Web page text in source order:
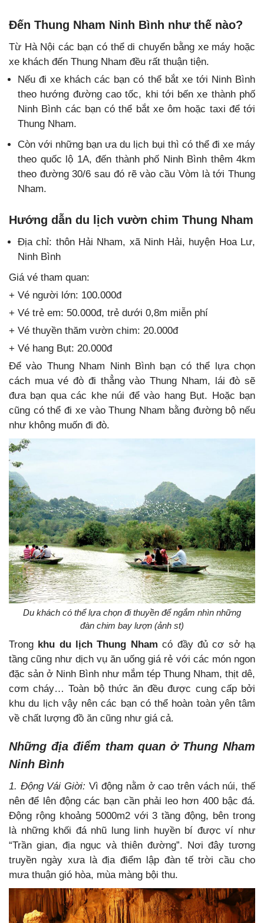
Đến Thung Nham Ninh Bình như thế nào?
Từ Hà Nội các bạn có thể di chuyển bằng xe máy hoặc
xe khách đến Thung Nham đều rất thuận tiện.
Nếu đi xe khách các bạn có thể bắt xe tới Ninh Bình
theo hướng đường cao tốc, khi tới bến xe thành phố
Ninh Bình các bạn có thể bắt xe ôm hoặc taxi để tới
Thung Nham.
Còn với những bạn ưa du lịch bụi thì có thể đi xe máy
theo quốc lộ 1A, đến thành phố Ninh Bình thêm 4km
theo đường 30/6 sau đó rẽ vào cầu Vòm là tới Thung
Nham.
Hướng dẫn du lịch vườn chim Thung Nham
Địa chỉ: thôn Hải Nham, xã Ninh Hải, huyện Hoa Lư,
Ninh Bình
Giá vé tham quan:
+ Vé người lớn: 100.000đ
+ Vé trẻ em: 50.000đ, trẻ dưới 0,8m miễn phí
+ Vé thuyền thăm vườn chim: 20.000đ
+ Vé hang Bụt: 20.000đ
Để vào Thung Nham Ninh Bình bạn có thể lựa chọn
cách mua vé đò đi thẳng vào Thung Nham, lái đò sẽ
đưa bạn qua các khe núi để vào hang Bụt. Hoặc bạn
cũng có thể đi xe vào Thung Nham bằng đường bộ nếu
như không muốn đi đò.
Du khách có thể lựa chọn đi thuyền để ngắm nhìn những
đàn chim bay lượn (ảnh st)
Trong khu du lịch Thung Nham có đầy đủ cơ sở hạ
tầng cũng như dịch vụ ăn uống giá rẻ với các món ngon
đặc sản ở Ninh Bình như mắm tép Thung Nham, thịt dê,
cơm cháy… Toàn bộ thức ăn đều được cung cấp bởi
khu du lịch vậy nên các bạn có thể hoàn toàn yên tâm
về chất lượng đồ ăn cũng như giá cả.
Những địa điểm tham quan ở Thung Nham
Ninh Bình
1. Động Vái Giời: Vì động nằm ở cao trên vách núi, thế
nên để lên động các bạn cần phải leo hơn 400 bậc đá.
Động rộng khoảng 5000m2 với 3 tầng động, bên trong
là những khối đá nhũ lung linh huyền bí được ví như
“Trần gian, địa ngục và thiên đường”. Nơi đây tương
truyền ngày xưa là địa điểm lập đàn tế trời cầu cho
mưa thuận gió hòa, mùa màng bội thu.